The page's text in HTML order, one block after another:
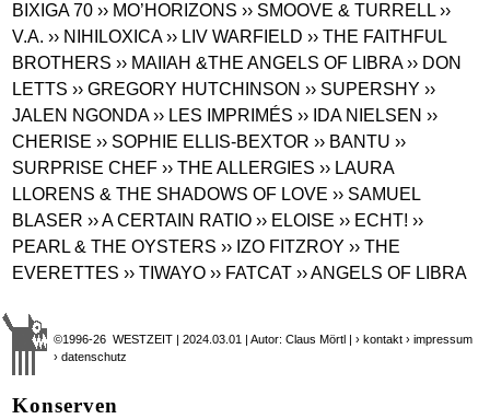
BIXIGA 70 ›› MO’HORIZONS ›› SMOOVE & TURRELL ››
V.A. ›› NIHILOXICA ›› LIV WARFIELD ›› THE FAITHFUL
BROTHERS ›› MAIIAH &THE ANGELS OF LIBRA ›› DON
LETTS ›› GREGORY HUTCHINSON ›› SUPERSHY ››
JALEN NGONDA ›› LES IMPRIMÉS ›› IDA NIELSEN ››
CHERISE ›› SOPHIE ELLIS-BEXTOR ›› BANTU ››
SURPRISE CHEF ›› THE ALLERGIES ›› LAURA
LLORENS & THE SHADOWS OF LOVE ›› SAMUEL
BLASER ›› A CERTAIN RATIO ›› ELOISE ›› ECHT! ››
PEARL & THE OYSTERS ›› IZO FITZROY ›› THE
EVERETTES ›› TIWAYO ›› FATCAT ›› ANGELS OF LIBRA
©1996-26 WESTZEIT | 2024.03.01 | Autor: Claus Mörtl |› kontakt › impressum
› datenschutz
Konserven